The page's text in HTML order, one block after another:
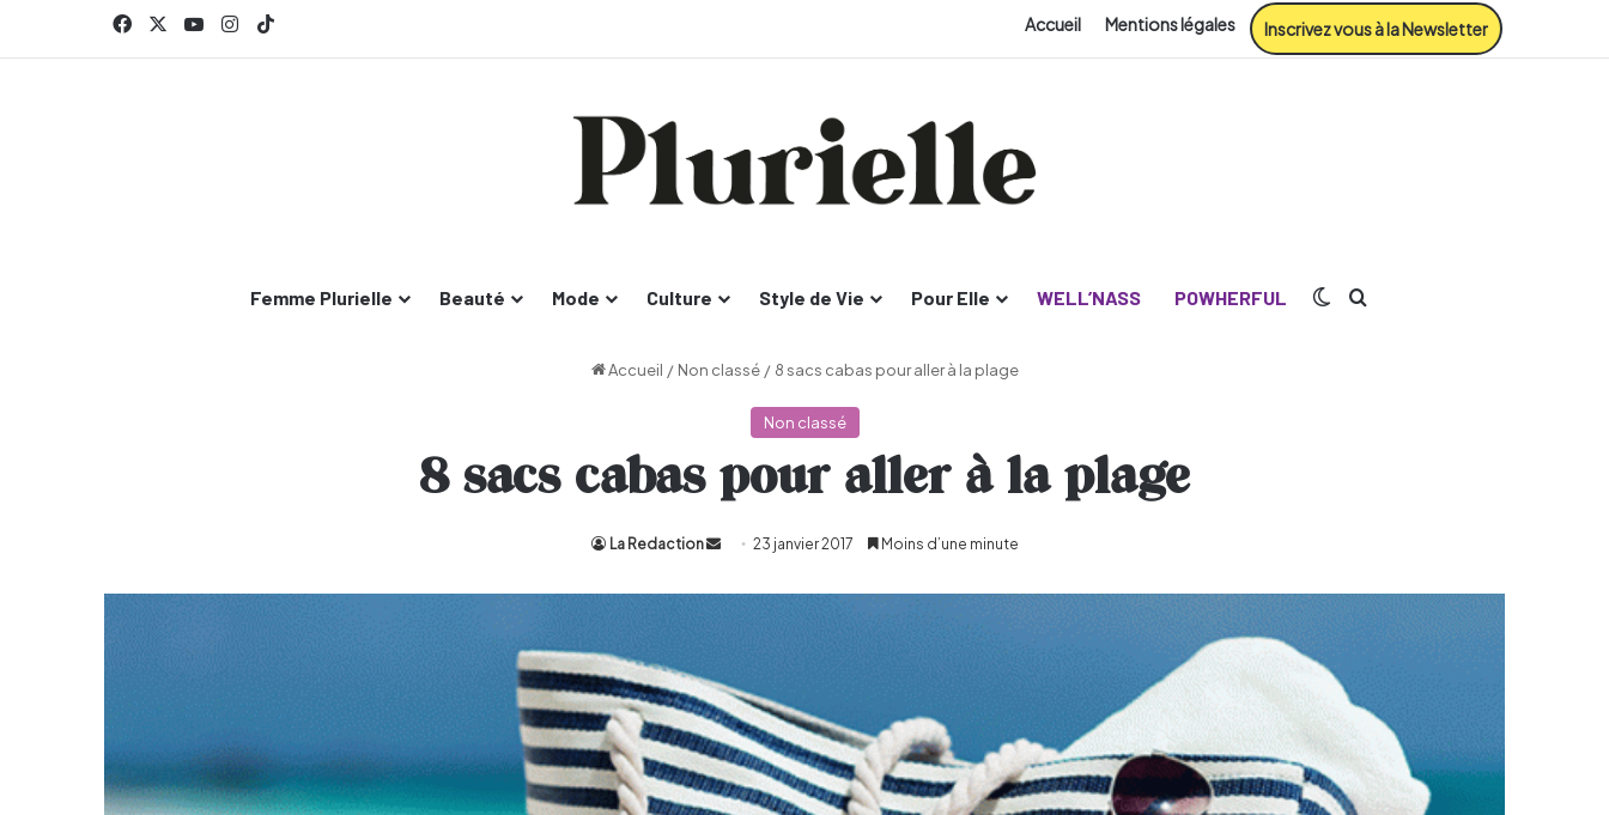
FacebookYouTubeInstagram Accueil Mentions légales Inscrivez vous à la Newsletter
Femme Plurielle Beauté Mode Culture Style de Vie Pour Elle WELL’NASS POWHERFUL Switch skin
Accueil / Non classé / 8 sacs cabas pour aller à la plage
Non classé
8 sacs cabas pour aller à la plage
La Redaction
Envoyer23 janvier 2017 Moins d’une minute